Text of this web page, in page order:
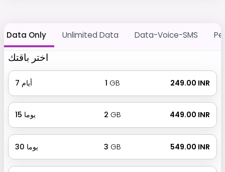
Data Only Unlimited Data Data-Voice-SMS
اختر باقتك
7 أيام 1 GB ₹ 249.00 INR
15 يوما 2 GB ₹ 449.00 INR
30 يوما 3 GB ₹ 549.00 INR